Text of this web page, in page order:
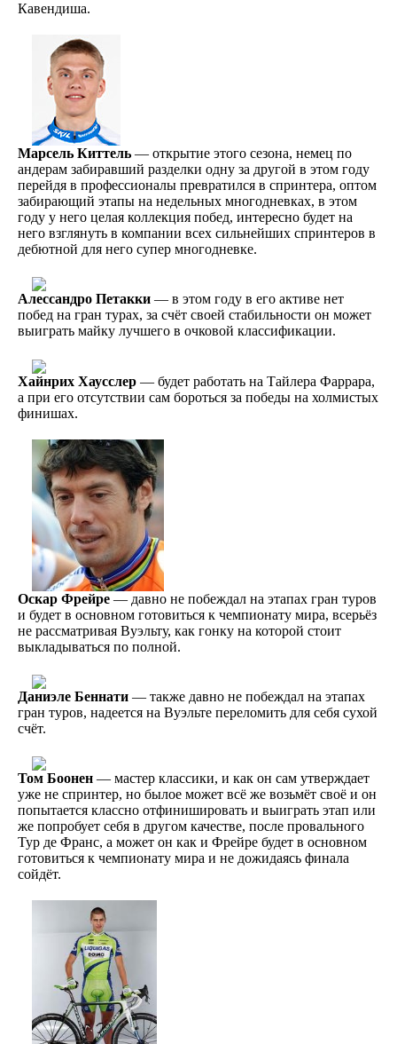
Кавендиша.
Марсель Киттель — открытие этого сезона, немец по
андерам забиравший разделки одну за другой в этом году
перейдя в профессионалы превратился в спринтера, оптом
забирающий этапы на недельных многодневках, в этом
году у него целая коллекция побед, интересно будет на
него взглянуть в компании всех сильнейших спринтеров в
дебютной для него супер многодневке.
Алессандро Петакки — в этом году в его активе нет
побед на гран турах, за счёт своей стабильности он может
выиграть майку лучшего в очковой классификации.
Хайнрих Хаусслер — будет работать на Тайлера Фаррара,
а при его отсутствии сам бороться за победы на холмистых
финишах.
Оскар Фрейре — давно не побеждал на этапах гран туров
и будет в основном готовиться к чемпионату мира, всерьёз
не рассматривая Вуэльту, как гонку на которой стоит
выкладываться по полной.
Даниэле Беннати — также давно не побеждал на этапах
гран туров, надеется на Вуэльте переломить для себя сухой
счёт.
Том Боонен — мастер классики, и как он сам утверждает
уже не спринтер, но былое может всё же возьмёт своё и он
попытается классно отфинишировать и выиграть этап или
же попробует себя в другом качестве, после провального
Тур де Франс, а может он как и Фрейре будет в основном
готовиться к чемпионату мира и не дожидаясь финала
сойдёт.